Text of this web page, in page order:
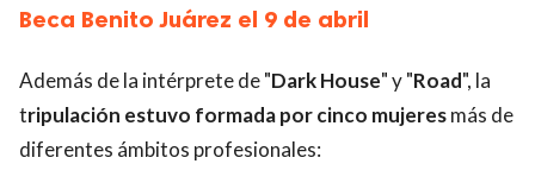
Beca Benito Juárez el 9 de abril
Además de la intérprete de "Dark House" y "Road", la
tripulación estuvo formada por cinco mujeresmás de
diferentes ámbitos profesionales: